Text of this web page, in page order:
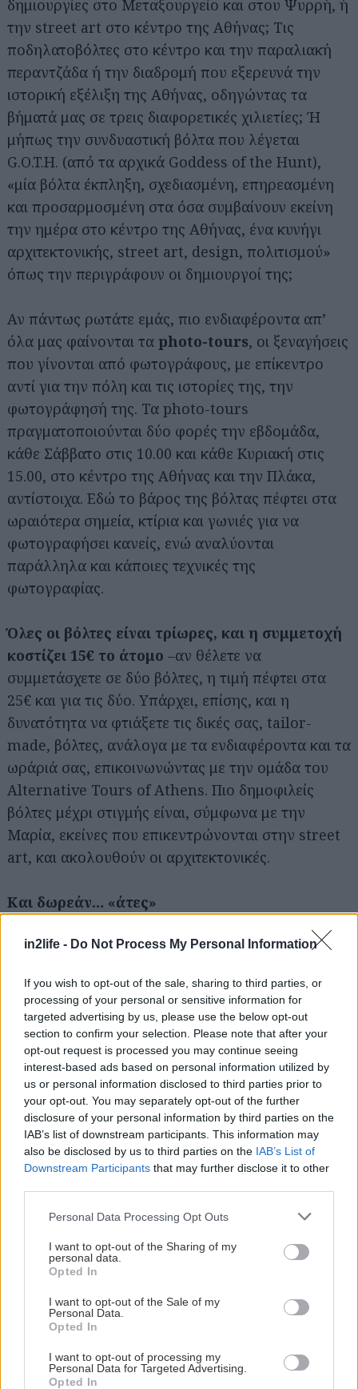
in2life - Do Not Process My Personal Information
If you wish to opt-out of the sale, sharing to third parties, or
processing of your personal or sensitive information for
targeted advertising by us, please use the below opt-out
section to confirm your selection. Please note that after your
opt-out request is processed you may continue seeing
interest-based ads based on personal information utilized by
us or personal information disclosed to third parties prior to
your opt-out. You may separately opt-out of the further
disclosure of your personal information by third parties on the
IAB’s list of downstream participants. This information may
also be disclosed by us to third parties on the IAB’s List of
Downstream Participants that may further disclose it to other
Please note that this website/app uses one or more Google
not limited to your visit or usage behaviour. You may click to
grant or deny consent to Google and its third-party tags to
use your data for below specified purposes in below Google
consent section.
Personal Data Processing Opt Outs
I want to opt-out of the Sharing of my
personal data.
Opted In
I want to opt-out of the Sale of my
Personal Data.
Opted In
I want to opt-out of processing my
Personal Data for Targeted Advertising.
Opted In
δημιουργίες στο Μεταξουργείο και στου Ψυρρή, ή
την street art στο κέντρο της Αθήνας; Τις
ποδηλατοβόλτες στο κέντρο και την παραλιακή
περαντζάδα ή την διαδρομή που εξερευνά την
ιστορική εξέλιξη της Αθήνας, οδηγώντας τα
βήματά μας σε τρεις διαφορετικές χιλιετίες; Ή
μήπως την συνδυαστική βόλτα που λέγεται
G.O.T.H. (από τα αρχικά Goddess of the Hunt),
«μία βόλτα έκπληξη, σχεδιασμένη, επηρεασμένη
και προσαρμοσμένη στα όσα συμβαίνουν εκείνη
την ημέρα στο κέντρο της Αθήνας, ένα κυνήγι
αρχιτεκτονικής, street art, design, πολιτισμού»
όπως την περιγράφουν οι δημιουργοί της;
Αν πάντως ρωτάτε εμάς, πιο ενδιαφέροντα απ’
όλα μας φαίνονται τα photo-tours, οι ξεναγήσεις
που γίνονται από φωτογράφους, με επίκεντρο
αντί για την πόλη και τις ιστορίες της, την
φωτογράφησή της. Τα photo-tours
πραγματοποιούνται δύο φορές την εβδομάδα,
κάθε Σάββατο στις 10.00 και κάθε Κυριακή στις
15.00, στο κέντρο της Αθήνας και την Πλάκα,
αντίστοιχα. Εδώ το βάρος της βόλτας πέφτει στα
ωραιότερα σημεία, κτίρια και γωνιές για να
φωτογραφήσει κανείς, ενώ αναλύονται
παράλληλα και κάποιες τεχνικές της
φωτογραφίας.
Όλες οι βόλτες είναι τρίωρες, και η συμμετοχή
κοστίζει 15€ το άτομο –αν θέλετε να
συμμετάσχετε σε δύο βόλτες, η τιμή πέφτει στα
25€ και για τις δύο. Υπάρχει, επίσης, και η
δυνατότητα να φτιάξετε τις δικές σας, tailor-
made, βόλτες, ανάλογα με τα ενδιαφέροντα και τα
ωράριά σας, επικοινωνώντας με την ομάδα του
Alternative Tours of Athens. Πιο δημοφιλείς
βόλτες μέχρι στιγμής είναι, σύμφωνα με την
Μαρία, εκείνες που επικεντρώνονται στην street
art, και ακολουθούν οι αρχιτεκτονικές.
Και δωρεάν… «άτες»
Παράλληλα με το εβδομαδιαίο πρόγραμμα των
πραγματοποιούνται και δωρεάν ξεναγήσεις και
βόλτες στην πόλη, αλλά και ενδιαφέρουσες
δράσεις όπως αυτή που έχει προγραμματιστεί για
τις 28 Απριλίου στην οδό Αισχύλου, η οποία θα
πλημμυρίσει χρώμα και ζωγραφιές εμπνευσμένες
από τις ιστορίες των κουτσαβάκηδων του Ψυρρή.
Περισσότερες πληροφορίες για αυτό το street art
party θα βρείτε στηνεπίσημη σελίδα του
Alternative Tours of Athens.
Τσεκάρετε τακτικά και τηνσελίδα της ομάδας στο
Facebook
, για να ενημερώνεστε για τις
ενδιαφέρουσες δράσεις και βόλτες που
ετοιμάζουν.
για...